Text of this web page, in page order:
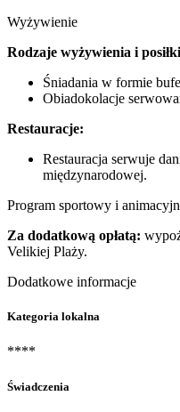
Wyżywienie
Rodzaje wyżywienia i
Śniadania w formie
Obiadokolacje
Restauracje:
Restauracja serwuje
międzynarodowej.
Program sportowy i
Za dodatkową opłatą:
Velikiej Plaży.
Dodatkowe informacje
Kategoria lokalna
****
Świadczenia